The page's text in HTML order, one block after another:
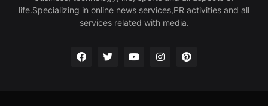
life.Specializing in online news services,PR activities and all
services related with media.